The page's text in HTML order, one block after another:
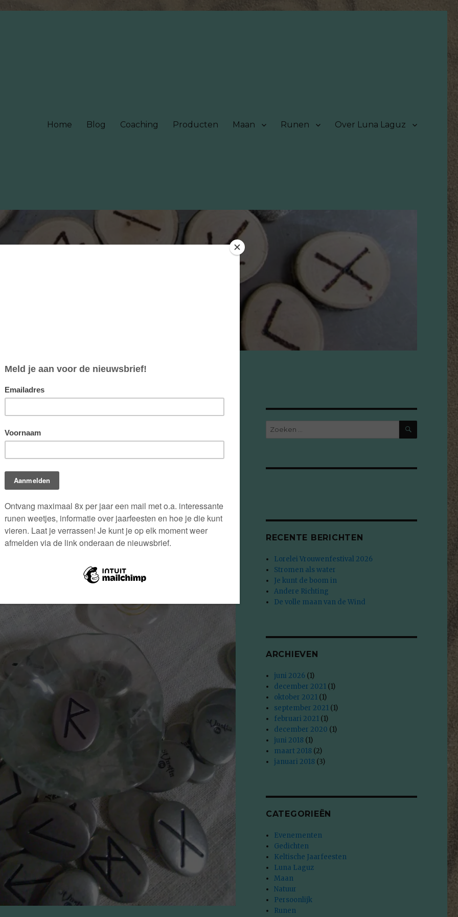
Home Blog Coaching Producten Maan Runen Over Luna Laguz
Zoeken
ZOEKEN
RECENTE BERICHTEN
Lorelei Vrouwenfestival 2026
Stromen als water
Je kunt de boom in
Andere Richting
De volle maan van de Wind
ARCHIEVEN
juni 2026 (1)
december 2021 (1)
oktober 2021 (1)
september 2021 (1)
februari 2021 (1)
december 2020 (1)
juni 2018 (1)
maart 2018 (2)
januari 2018 (3)
CATEGORIEËN
Evenementen
Gedichten
Keltische Jaarfeesten
Luna Laguz
Maan
Natuur
Persoonlijk
Runen